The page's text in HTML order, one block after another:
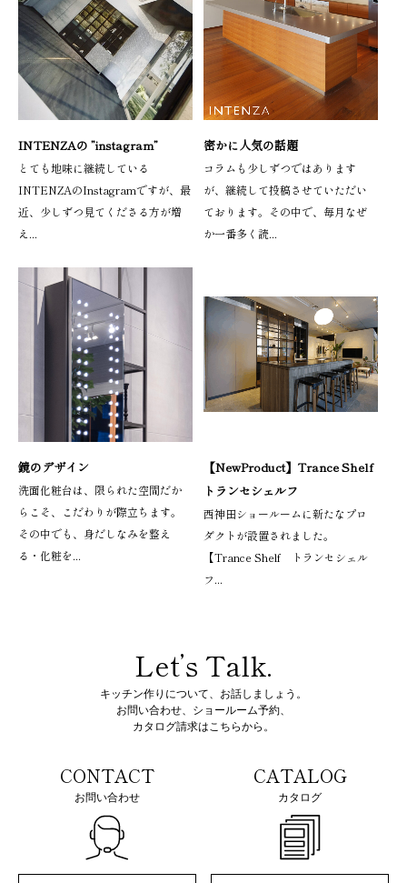
INTENZAの ”instagram”
とても地味に継続している
INTENZAのInstagramですが、最
近、少しずつ見てくださる方が増
え...
密かに人気の話題
コラムも少しずつではあります
が、継続して投稿させていただい
ております。その中で、毎月なぜ
か一番多く読...
鏡のデザイン
洗面化粧台は、限られた空間だか
らこそ、こだわりが際立ちます。
その中でも、身だしなみを整え
る・化粧を...
【NewProduct】Trance Shelf
トランセシェルフ
西神田ショールームに新たなプロ
ダクトが設置されました。
【Trance Shelf トランセシェル
フ...
Let’s Talk.
キッチン作りについて、お話しましょう。
お問い合わせ、ショールーム予約、
カタログ請求はこちらから。
CONTACT
お問い合わせ
CATALOG
カタログ